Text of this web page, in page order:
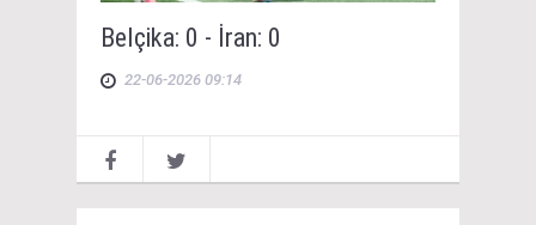
Belçika: 0 - İran: 0
22-06-2026 09:14